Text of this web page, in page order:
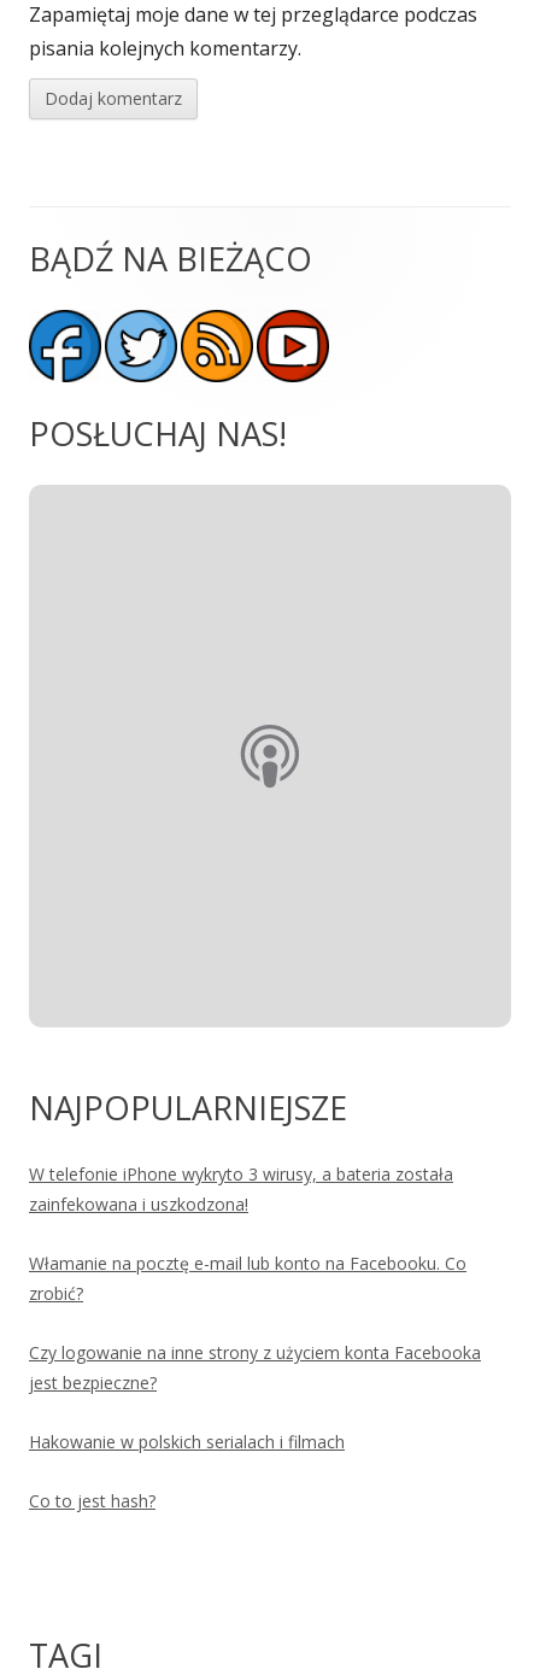
Zapamiętaj moje dane w tej przeglądarce podczas
pisania kolejnych komentarzy.
Główny
panel
boczny
BĄDŹ NA BIEŻĄCO
POSŁUCHAJ NAS!
NAJPOPULARNIEJSZE
W telefonie iPhone wykryto 3 wirusy, a bateria została
zainfekowana i uszkodzona!
Włamanie na pocztę e-mail lub konto na Facebooku. Co
zrobić?
Czy logowanie na inne strony z użyciem konta Facebooka
jest bezpieczne?
Hakowanie w polskich serialach i filmach
Co to jest hash?
TAGI